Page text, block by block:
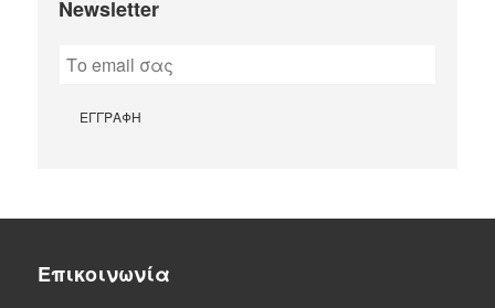
Newsletter
Επικοινωνία